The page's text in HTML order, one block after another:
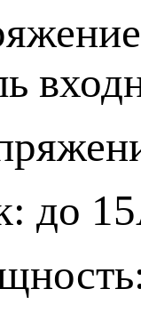
до